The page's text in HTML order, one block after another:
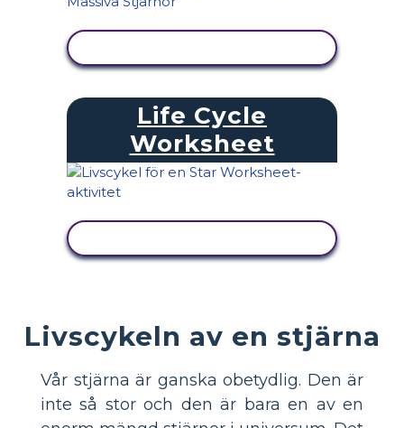
Life Cycle
Worksheet
Livscykeln av en stjärna
Vår stjärna är ganska obetydlig. Den är
inte så stor och den är bara en av en